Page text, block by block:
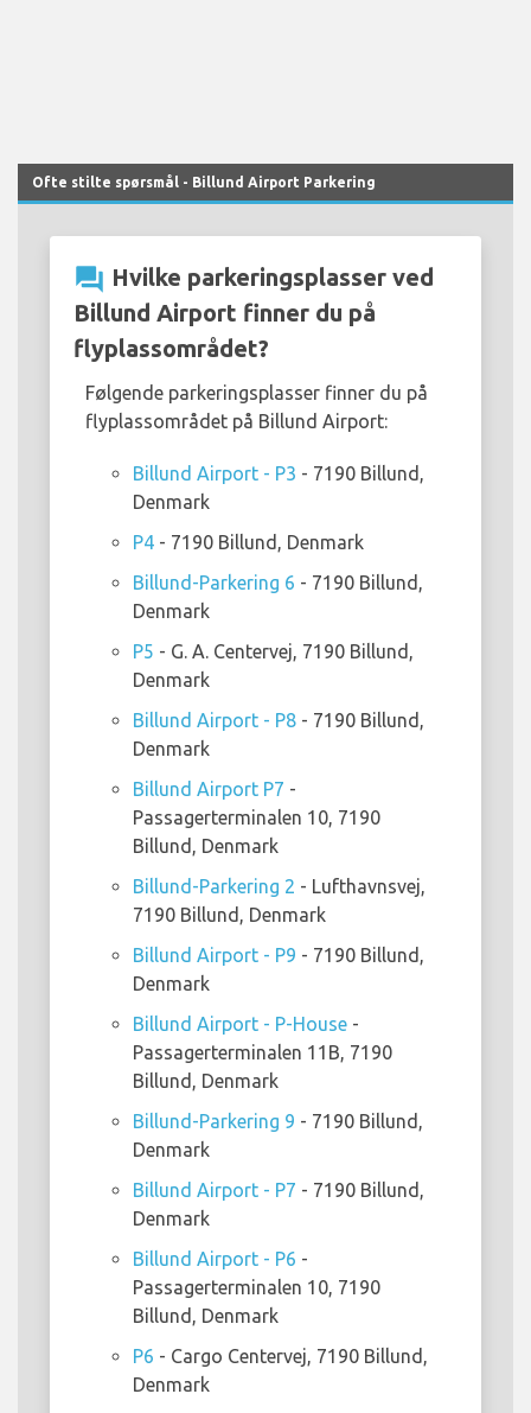
Ofte stilte spørsmål - Billund Airport Parkering
question_answer Hvilke parkeringsplasser ved
Billund Airport finner du på
flyplassområdet?
Følgende parkeringsplasser finner du på
flyplassområdet på Billund Airport:
Billund Airport - P3 - 7190 Billund,
Denmark
P4 - 7190 Billund, Denmark
Billund-Parkering 6 - 7190 Billund,
Denmark
P5 - G. A. Centervej, 7190 Billund,
Denmark
Billund Airport - P8 - 7190 Billund,
Denmark
Billund Airport P7 -
Passagerterminalen 10, 7190
Billund, Denmark
Billund-Parkering 2 - Lufthavnsvej,
7190 Billund, Denmark
Billund Airport - P9 - 7190 Billund,
Denmark
Billund Airport - P-House -
Passagerterminalen 11B, 7190
Billund, Denmark
Billund-Parkering 9 - 7190 Billund,
Denmark
Billund Airport - P7 - 7190 Billund,
Denmark
Billund Airport - P6 -
Passagerterminalen 10, 7190
Billund, Denmark
P6 - Cargo Centervej, 7190 Billund,
Denmark